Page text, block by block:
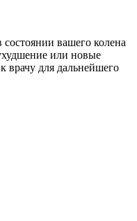
вашего колена
или новые
врачу для дальнейшего